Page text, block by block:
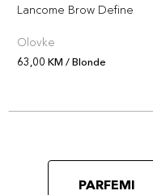
Lancome Brow Define
Olovke
63,00 KM / Blonde
PARFEMI